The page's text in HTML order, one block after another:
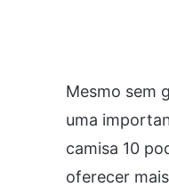
Mesmo sem
uma
camisa 10
oferecer